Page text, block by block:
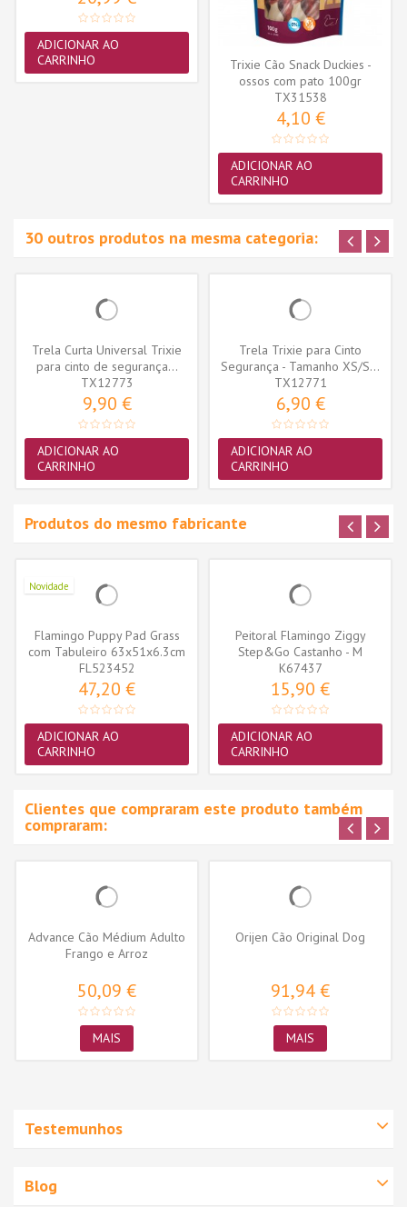
ADICIONAR AO
CARRINHO
Trixie Cão Snack Duckies -
ossos com pato 100gr
(TX31538)
TX31538
4,10 €
ADICIONAR AO
CARRINHO
30 outros produtos na mesma categoria:
Trela Curta Universal Trixie
para cinto de segurança...
TX12773
9,90 €
ADICIONAR AO
CARRINHO
Trela Trixie para Cinto
Segurança - Tamanho XS/S...
TX12771
6,90 €
ADICIONAR AO
CARRINHO
Produtos do mesmo fabricante
Novidade
Flamingo Puppy Pad Grass
com Tabuleiro 63x51x6.3cm
FL523452
47,20 €
ADICIONAR AO
CARRINHO
Peitoral Flamingo Ziggy
Step&Go Castanho - M
(20mm X...
K67437
15,90 €
ADICIONAR AO
CARRINHO
Clientes que compraram este produto também
compraram:
Advance Cão Médium Adulto
Frango e Arroz
50,09 €
MAIS
Orijen Cão Original Dog
91,94 €
MAIS
Testemunhos
Blog